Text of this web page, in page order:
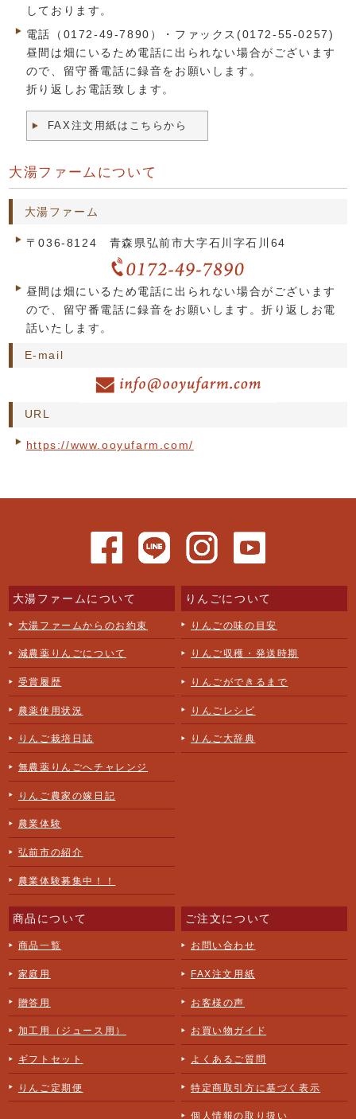
しております。
電話（0172-49-7890）・ファックス(0172-55-0257)
昼間は畑にいるため電話に出られない場合がございます
ので、留守番電話に録音をお願いします。
折り返しお電話致します。
FAX注文用紙はこちらから
大湯ファームについて
大湯ファーム
〒036-8124 青森県弘前市大字石川字石川64
昼間は畑にいるため電話に出られない場合がございます
ので、留守番電話に録音をお願いします。折り返しお電
話いたします。
E-mail
URL
https://www.ooyufarm.com/
大湯ファームについて
大湯ファームからのお約束
減農薬りんごについて
受賞履歴
農薬使用状況
りんご栽培日誌
無農薬りんごへチャレンジ
りんご農家の嫁日記
農業体験
弘前市の紹介
農業体験募集中！！
りんごについて
りんごの味の目安
りんご収穫・発送時期
りんごができるまで
りんごレシピ
りんご大辞典
商品について
商品一覧
家庭用
贈答用
加工用（ジュース用）
ギフトセット
りんご定期便
ご注文について
お問い合わせ
FAX注文用紙
お客様の声
お買い物ガイド
よくあるご質問
特定商取引方に基づく表示
個人情報の取り扱い